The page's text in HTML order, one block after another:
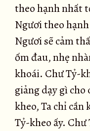
theo hạnh nhất
Ngươi theo
Ngươi sẽ cảm
ốm đau, nhẹ
khoái. Chư Tỷ-
giảng dạy gì cho
kheo, Ta chỉ cần
Tỷ-kheo ấy.